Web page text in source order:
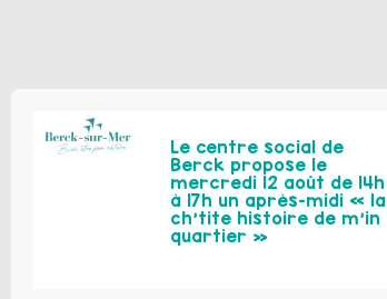
Le centre social de
Berck propose le
mercredi 12 août de 14h
à 17h un après-midi « la
ch’tite histoire de m’in
quartier »